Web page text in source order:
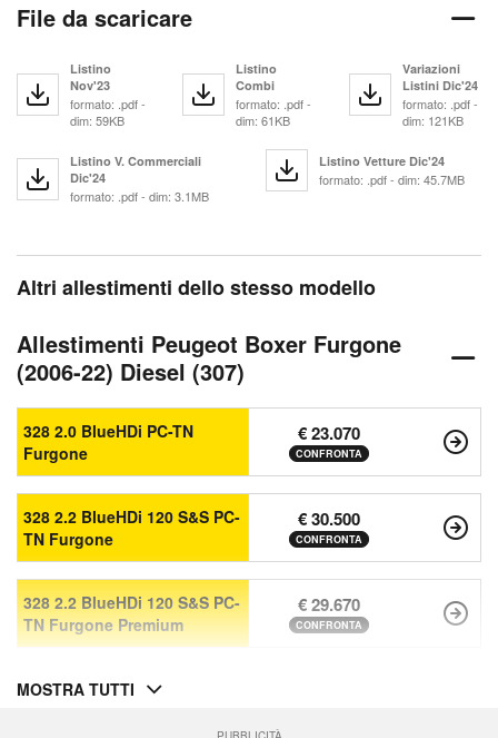
File da scaricare
Listino
Nov'23
formato: .pdf -
dim: 59KB
Listino
Combi
formato: .pdf -
dim: 61KB
Variazioni
Listini Dic'24
formato: .pdf -
dim: 121KB
Listino V. Commerciali
Dic'24
formato: .pdf - dim: 3.1MB
Listino Vetture Dic'24
formato: .pdf - dim: 45.7MB
Altri allestimenti dello stesso modello
Allestimenti Peugeot Boxer Furgone
(2006-22) Diesel (307)
328 2.0 BlueHDi PC-TN
Furgone
€ 23.070
CONFRONTA
328 2.2 BlueHDi 120 S&S PC-
TN Furgone
€ 30.500
CONFRONTA
328 2.2 BlueHDi 120 S&S PC-
TN Furgone Premium
€ 29.670
CONFRONTA
MOSTRA TUTTI